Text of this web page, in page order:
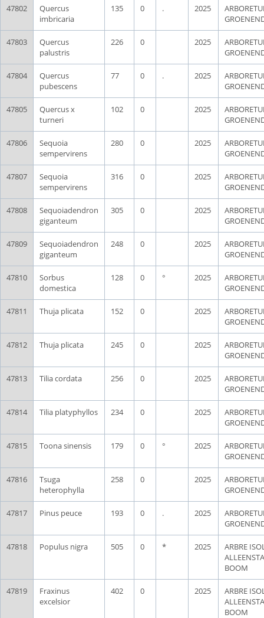
47802
Quercus
imbricaria
135 0 . 2025
47803
Quercus
palustris
226 0 2025
47804
Quercus
pubescens
77 0 . 2025
47805
Quercus x
turneri
102 0 2025
47806
Sequoia
sempervirens
280 0 2025
47807
Sequoia
sempervirens
316 0 2025
47808
Sequoiadendron
giganteum
305 0 2025
47809
Sequoiadendron
giganteum
248 0 2025
47810
Sorbus
domestica
128 0 ° 2025
47811 Thuja plicata 152 0 2025
47812 Thuja plicata 245 0 2025
47813 Tilia cordata 256 0 2025
47814 Tilia platyphyllos 234 0 2025
47815 Toona sinensis 179 0 ° 2025
47816
Tsuga
heterophylla
258 0 2025
47817 Pinus peuce 193 0 . 2025
47818 Populus nigra 505 0 * 2025
ARBRE
BOOM
47819
Fraxinus
excelsior
402 0 2025
ARBRE
BOOM